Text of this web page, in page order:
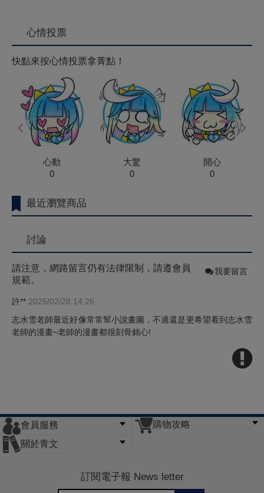
心情投票
快點來按心情投票拿菁點！
心動
0
大驚
0
開心
0
prev next
最近瀏覽商品
討論
請注意，網路留言仍有法律限制，請遵會員
規範。
我要留言
許** 2025/02/28 14:26
志水雪老師最近好像常常幫小說畫圖，不過還是更希望看到志水雪
老師的漫畫~老師的漫畫都很刻骨銘心!
會員服務
會員辦法
客服信箱
隱私條款
網站導覽
購物攻略
關於青文
訂閱電子報 News letter